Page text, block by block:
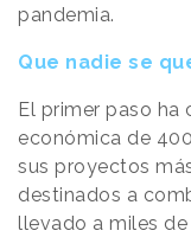
pandemia.
Que nadie se
El primer paso ha
económica de
sus proyectos
destinados a
llevado a miles